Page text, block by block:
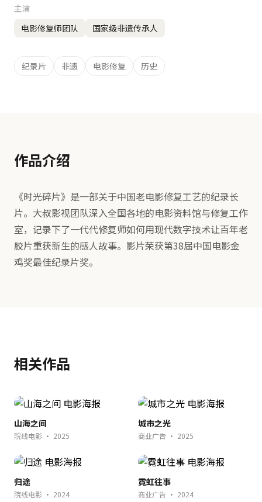
主演
电影修复师团队
国家级非遗传承人
纪录片 非遗 电影修复 历史
作品介绍
《时光碎片》是一部关于中国老电影修复工艺的纪录长
片。大叔影视团队深入全国各地的电影资料馆与修复工作
室，记录下了一代代修复师如何用现代数字技术让百年老
胶片重获新生的感人故事。影片荣获第38届中国电影金
鸡奖最佳纪录片奖。
相关作品
山海之间
院线电影 · 2025
城市之光
商业广告 · 2025
归途
院线电影 · 2024
霓虹往事
商业广告 · 2024